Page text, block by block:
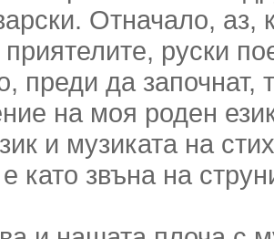
Отначало, аз,
руски
преди да
на моя роден
и музиката на
като звъна на